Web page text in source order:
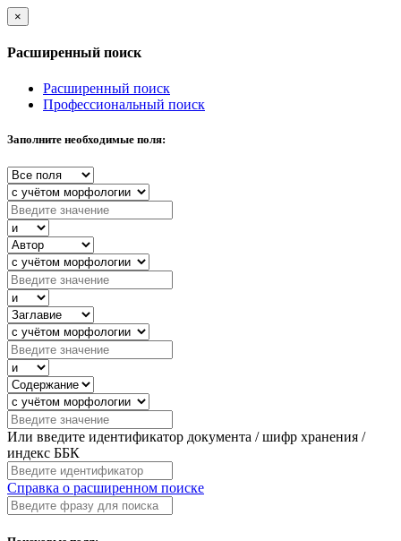
×
Расширенный поиск
Расширенный поиск
Профессиональный поиск
Заполните необходимые поля:
Или введите идентификатор документа / шифр хранения /
индекс ББК
Справка о расширенном поиске